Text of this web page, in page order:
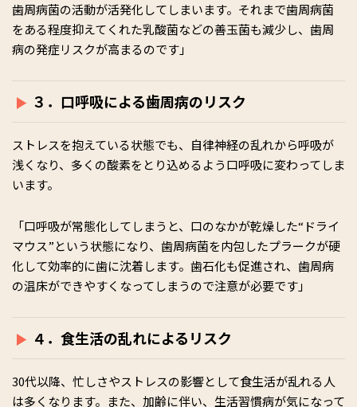
歯周病菌の活動が活発化してしまいます。それまで歯周病菌
をある程度抑えてくれた乳酸菌などの善玉菌も減少し、歯周
病の発症リスクが高まるのです」
３．口呼吸による歯周病のリスク
ストレスを抱えている状態でも、自律神経の乱れから呼吸が
浅くなり、多くの酸素をとり込めるよう口呼吸に変わってしま
います。
「口呼吸が常態化してしまうと、口のなかが乾燥した“ドライ
マウス”という状態になり、歯周病菌を内包したプラークが硬
化して効率的に歯に沈着します。歯石化も促進され、歯周病
の温床ができやすくなってしまうので注意が必要です」
４．食生活の乱れによるリスク
30代以降、忙しさやストレスの影響として食生活が乱れる人
は多くなります。また、加齢に伴い、生活習慣病が気になって